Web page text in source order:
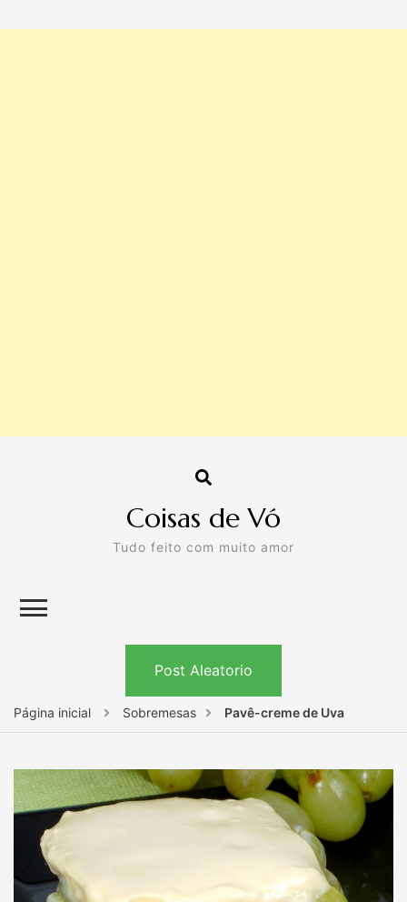
Coisas de Vó
Tudo feito com muito amor
Post Aleatorio
Página inicial Sobremesas Pavê-creme de Uva